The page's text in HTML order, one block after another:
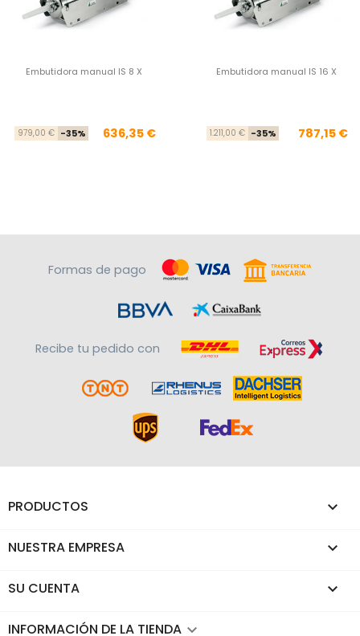
Embutidora manual IS 8 X
Precio base
979,00 € -35% Precio
636,35 €
Embutidora manual IS 16 X
1.211,00 € -35% 787,15 €
Formas de pago
Recibe tu pedido con
PRODUCTOS 
NUESTRA EMPRESA 
SU CUENTA 
INFORMACIÓN DE LA TIENDA keyboard_arrow_down